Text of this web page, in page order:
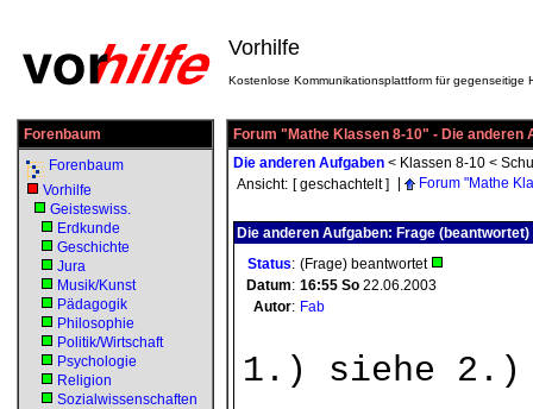
Vorhilfe
Kostenlose Kommunikationsplattform für gegenseitige
Forenbaum
Forenbaum
Vorhilfe
Geisteswiss.
Erdkunde
Geschichte
Jura
Musik/Kunst
Pädagogik
Philosophie
Politik/Wirtschaft
Psychologie
Religion
Sozialwissenschaften
Forum "Mathe Klassen 8-10" - Die anderen
Die anderen Aufgaben < Klassen 8-10 <
Ansicht: [ geschachtelt ] Forum "Mathe
Die anderen Aufgaben: Frage (beantwortet)
Status: (Frage) beantwortet
Datum: 16:55 So 22.06.2003
Autor: Fab
1.) siehe